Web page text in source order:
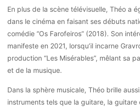
En plus de la scène télévisuelle, Théo a
dans le cinéma en faisant ses débuts
comédie “Os Farofeiros” (2018). Son
manifeste en 2021, lorsqu’il incarne
production “Les Misérables”, mêlant sa
et de la musique.
Dans la sphère musicale, Théo brille
instruments tels que la guitare, la guitare